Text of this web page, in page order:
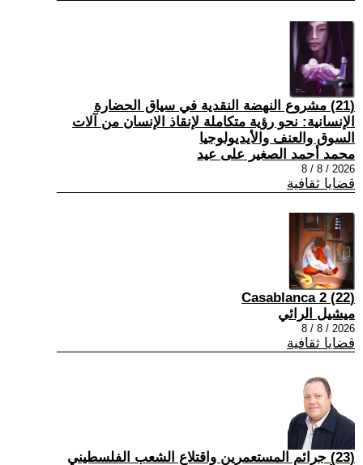
(21) مشروع النهضة النقدية في سياق الحضارة
الإنسانية: نحو رؤية متكاملة لإنقاذ الإنسان من آلات
السوق والعنف والأيديولوجيا
محمد أحمد الصغير على عيد
2026 / 8 / 8
قضايا ثقافية
(22) Casablanca 2
ميشيل الرائي
2026 / 8 / 8
قضايا ثقافية
(23) جرائم المستعمرين واقتلاع الشعب الفلسطيني